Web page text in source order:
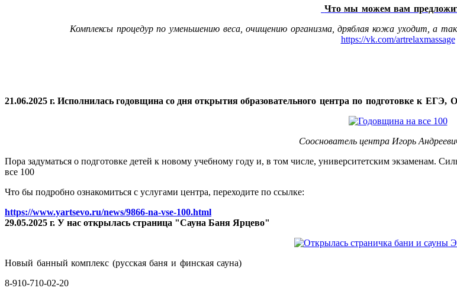
Что мы можем вам
Комплексы процедур по уменьшению веса, очищению организма, дряблая кожа уходит, а
https://vk.com/artrelaxmassage
21.06.2025 г. Исполнилась годовщина со дня открытия образовательного центра по подготовке к
Сооснователь центра Игорь
Пора задуматься о подготовке детей к новому учебному году и, в том числе, университетским экзаменам.
все 100
Что бы подробно ознакомиться с услугами центра, переходите по ссылке:
https://www.yartsevo.ru/news/9866-na-vse-100.html
29.05.2025 г. У нас открылась страница "Сауна Баня Ярцево"
Новый банный комплекс (русская баня и финская сауна)
8-910-710-02-20